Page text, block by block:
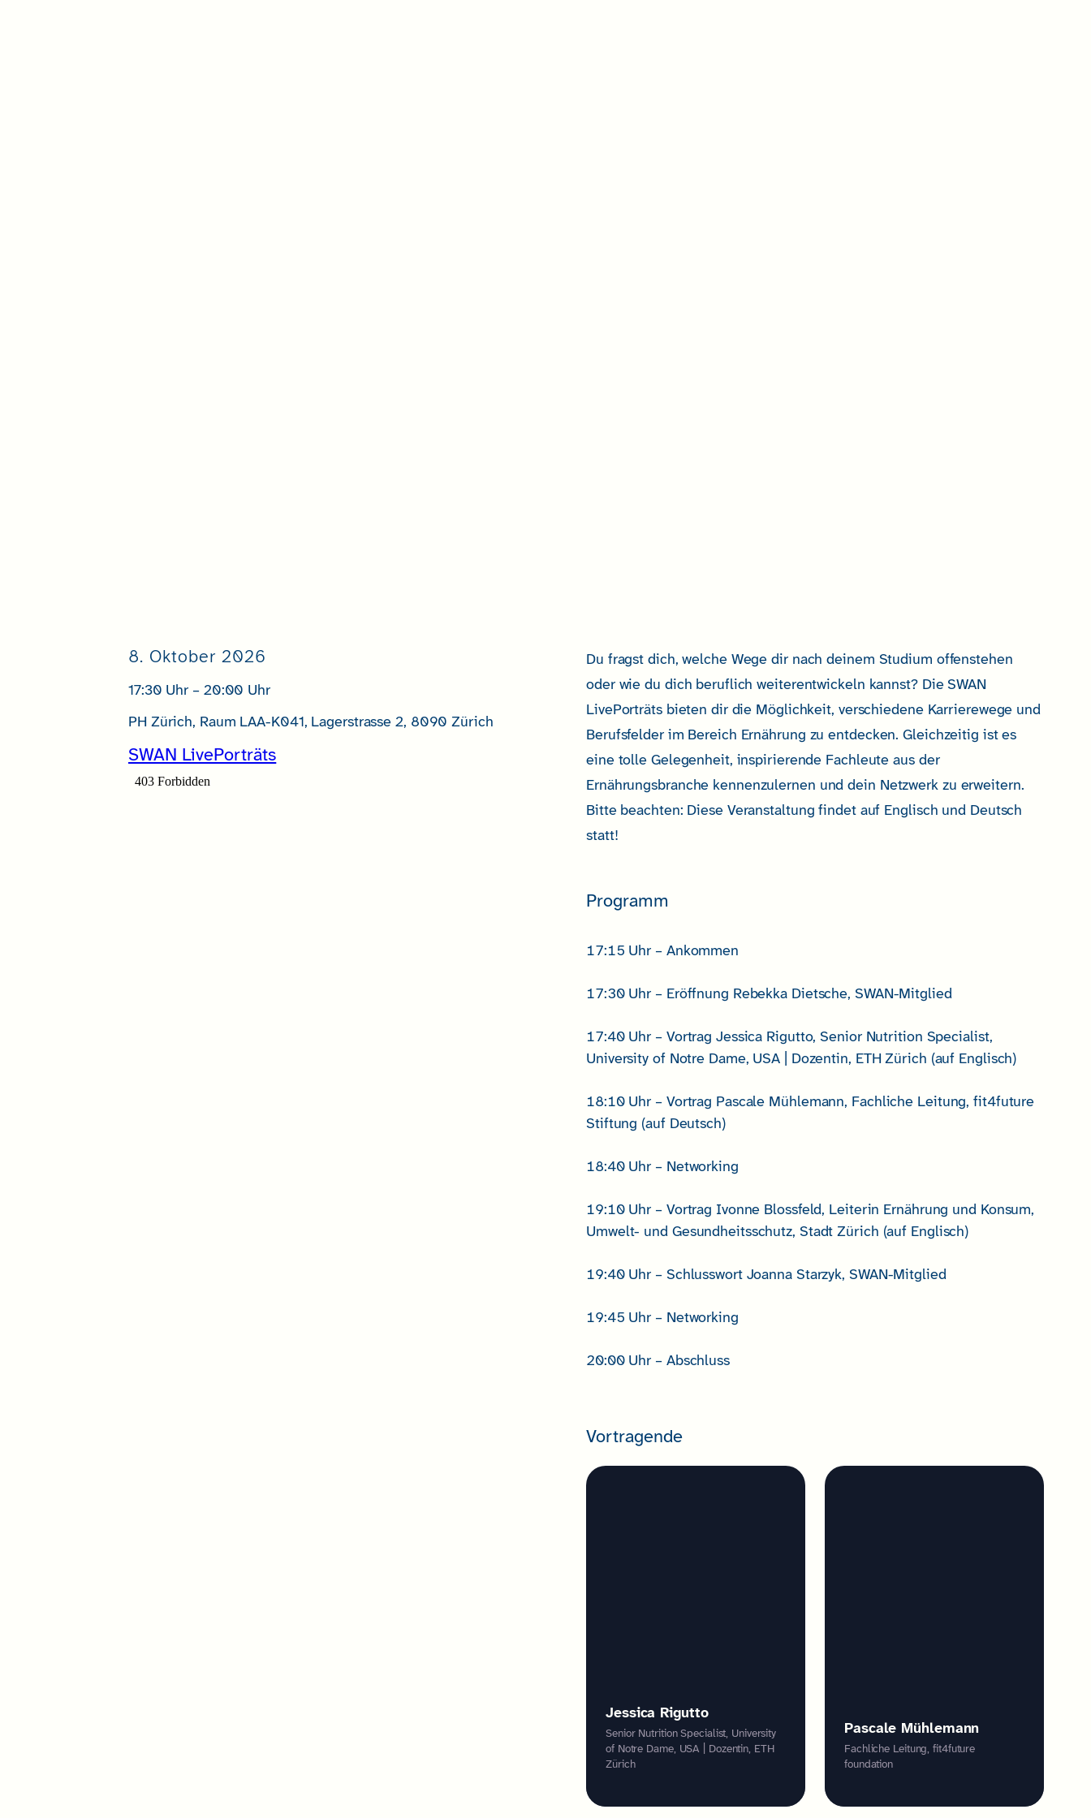
8. Oktober 2026
17:30 Uhr – 20:00 Uhr
PH Zürich, Raum LAA-K041, Lagerstrasse 2, 8090 Zürich
SWAN LivePorträts
Du fragst dich, welche Wege dir nach deinem Studium offenstehen
oder wie du dich beruflich weiterentwickeln kannst? Die SWAN
LivePorträts bieten dir die Möglichkeit, verschiedene Karrierewege und
Berufsfelder im Bereich Ernährung zu entdecken. Gleichzeitig ist es
eine tolle Gelegenheit, inspirierende Fachleute aus der
Ernährungsbranche kennenzulernen und dein Netzwerk zu erweitern.
Bitte beachten: Diese Veranstaltung findet auf Englisch und Deutsch
statt!
Programm
17:15 Uhr – Ankommen
17:30 Uhr – Eröffnung Rebekka Dietsche, SWAN-Mitglied
17:40 Uhr – Vortrag Jessica Rigutto, Senior Nutrition Specialist,
University of Notre Dame, USA | Dozentin, ETH Zürich (auf Englisch)
18:10 Uhr – Vortrag Pascale Mühlemann, Fachliche Leitung, fit4future
Stiftung (auf Deutsch)
18:40 Uhr – Networking
19:10 Uhr – Vortrag Ivonne Blossfeld, Leiterin Ernährung und Konsum,
Umwelt- und Gesundheitsschutz, Stadt Zürich (auf Englisch)
19:40 Uhr – Schlusswort Joanna Starzyk, SWAN-Mitglied
19:45 Uhr – Networking
20:00 Uhr – Abschluss
Vortragende
Jessica Rigutto
Senior Nutrition Specialist, University
of Notre Dame, USA | Dozentin, ETH
Zürich
Pascale Mühlemann
Fachliche Leitung, fit4future
foundation